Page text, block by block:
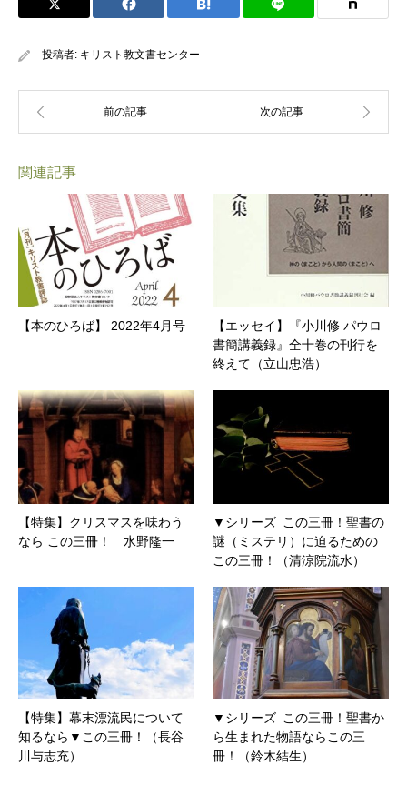
投稿者: キリスト教文書センター
関連記事
【本のひろば】 2022年4月号
【エッセイ】『小川修 パウロ
書簡講義録』全十巻の刊行を
終えて（立山忠浩）
【特集】クリスマスを味わう
なら この三冊！ 水野隆一
▼シリーズ この三冊！聖書の
謎（ミステリ）に迫るための
この三冊！（清涼院流水）
【特集】幕末漂流民について
知るなら▼この三冊！（長谷
川与志充）
▼シリーズ この三冊！聖書か
ら生まれた物語ならこの三
冊！（鈴木結生）